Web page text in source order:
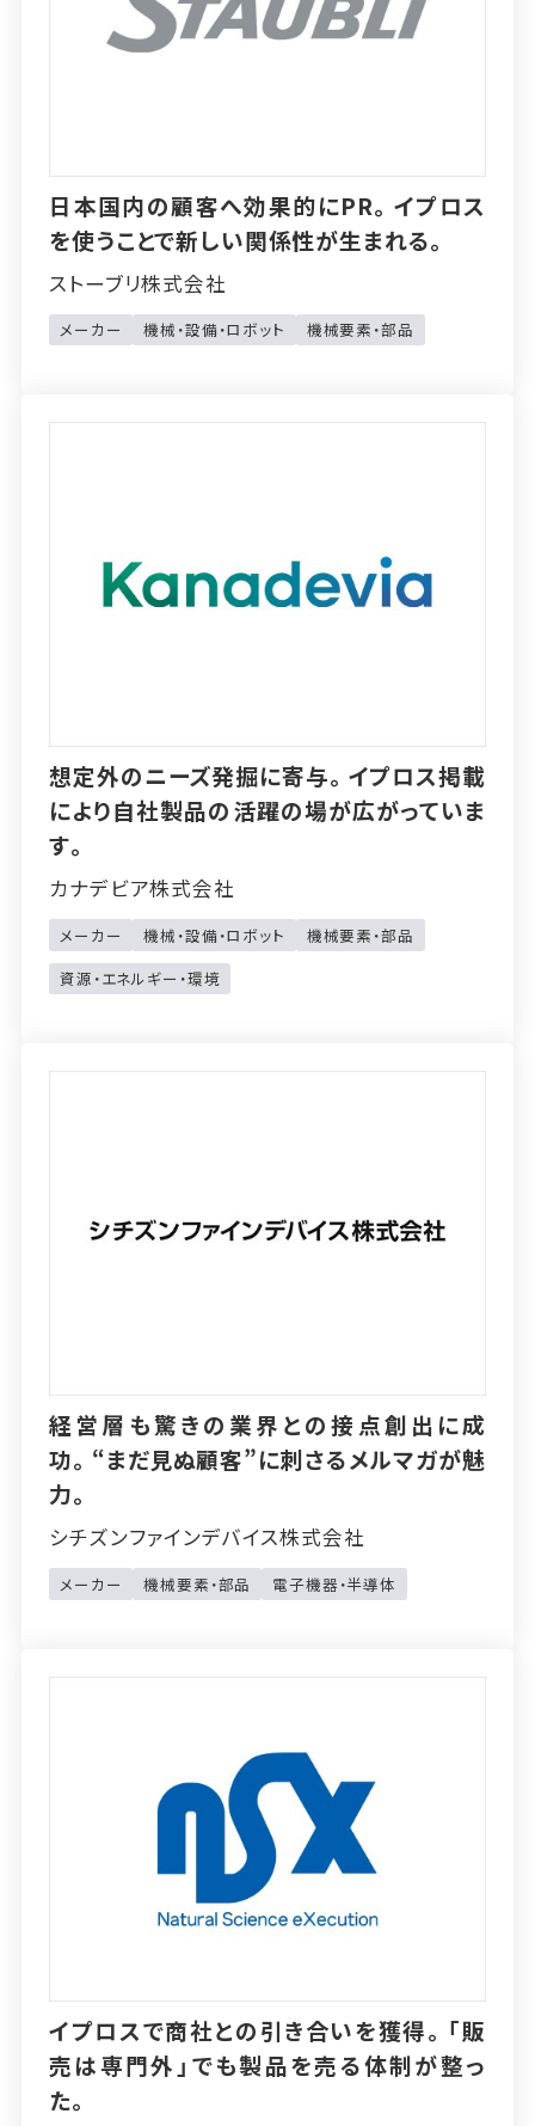
日本国内の顧客へ効果的にPR。イプロス
を使うことで新しい関係性が生まれる。
ストーブリ株式会社
メーカー 機械・設備・ロボット 機械要素・部品
想定外のニーズ発掘に寄与。イプロス掲載
により自社製品の活躍の場が広がっていま
す。
カナデビア株式会社
メーカー 機械・設備・ロボット
機械要素・部品
資源・エネルギー・環境
経営層も驚きの業界との接点創出に成
功。“まだ見ぬ顧客”に刺さるメルマガが魅
力。
シチズンファインデバイス株式会社
メーカー 機械要素・部品 電子機器・半導体
イプロスで商社との引き合いを獲得。「販
売は専門外」でも製品を売る体制が整っ
た。